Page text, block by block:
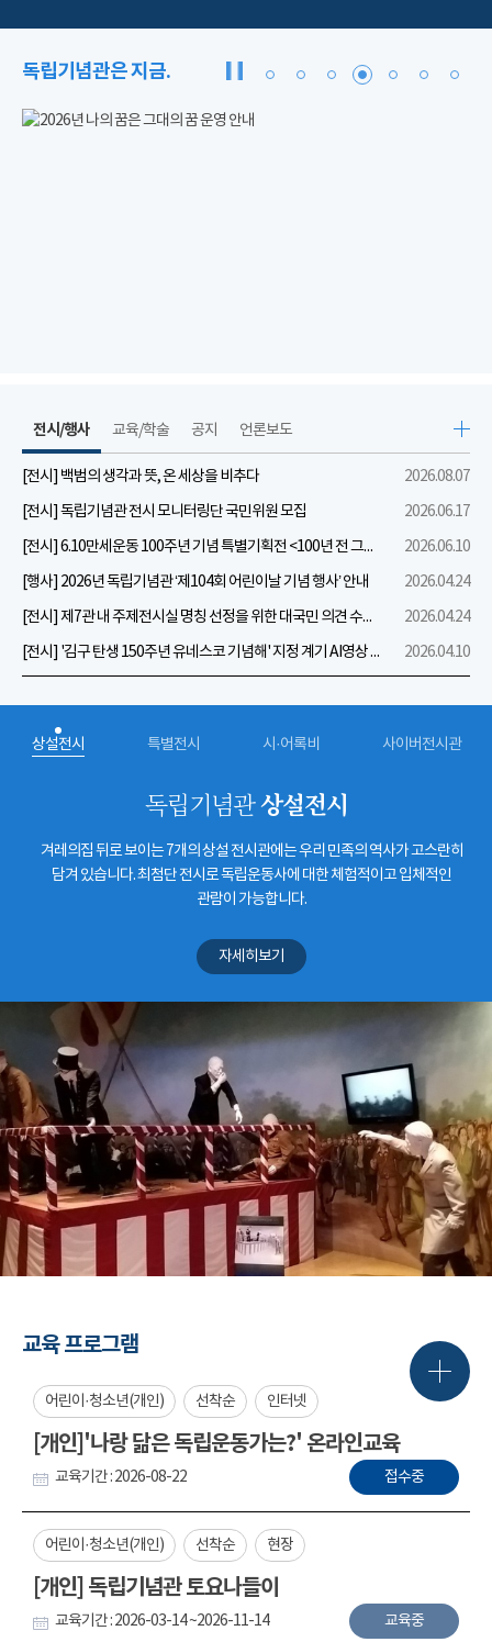
독립기념관은 지금.
전시/행사
[전시] 백범의 생각과 뜻, 온 세상을 비추다
2026.08.07
[전시] 독립기념관 전시 모니터링단 국민위원 모집
2026.06.17
[전시] 6.10만세운동 100주년 기념 특별기획전 <100년 전 그날을 보다: 6.10만세운동>
2026.06.10
[행사] 2026년 독립기념관 ‘제104회 어린이날 기념 행사’ 안내
2026.04.24
[전시] 제7관 내 주제전시실 명칭 선정을 위한 대국민 의견 수렴 실시
2026.04.24
[전시] '김구 탄생 150주년 유네스코 기념해' 지정 계기 AI영상 국민공모 개최 안내
2026.04.10
교육/학술 공지 언론보도
상설전시 특별전시 시·어록비 사이버전시관
독립기념관상설전시
겨레의집 뒤로 보이는 7개의 상설 전시관에는 우리 민족의 역사가 고스란히
담겨 있습니다. 최첨단 전시로 독립운동사에 대한 체험적이고 입체적인
관람이 가능합니다.
자세히보기
교육 프로그램
어린이·청소년(개인) 선착순 인터넷
[개인]'나랑 닮은 독립운동가는?' 온라인교육
교육기간 : 2026-08-22 접수중
어린이·청소년(개인) 선착순 현장
[개인] 독립기념관 토요나들이
교육기간 : 2026-03-14 ~2026-11-14 교육중